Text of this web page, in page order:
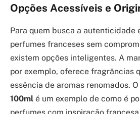
Opções Acessíveis e
Para quem busca a autenticidade
perfumes franceses sem
existem opções inteligentes. A
por exemplo, oferece fragrâncias
essência de aromas renomados. O
100ml é um exemplo de como é